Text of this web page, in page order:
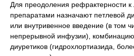
Для преодоления рефрактерности
препаратами назначают петлевой
или внутривенное введение (в том
непрерывной инфузии), комбинацию
диуретиков (гидрохлортиазида,